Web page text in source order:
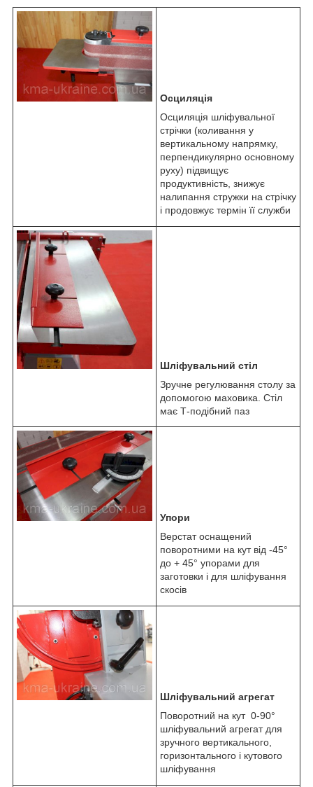
Осциляція
Осциляція шліфувальної
стрічки (коливання у
вертикальному напрямку,
перпендикулярно основному
руху) підвищує
продуктивність, знижує
налипання стружки на стрічку
і продовжує термін її служби
Шліфувальний стіл
Зручне регулювання столу за
допомогою маховика. Стіл
має Т-подібний паз
Упори
Верстат оснащений
поворотними на кут від -45°
до + 45° упорами для
заготовки і для шліфування
скосів
Шліфувальний агрегат
Поворотний на кут 0-90°
шліфувальний агрегат для
зручного вертикального,
горизонтального і кутового
шліфування